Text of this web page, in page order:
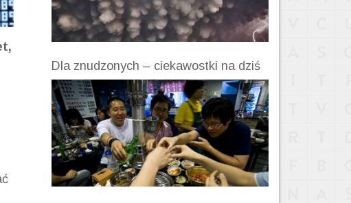
Dla znudzonych – ciekawostki na dziś